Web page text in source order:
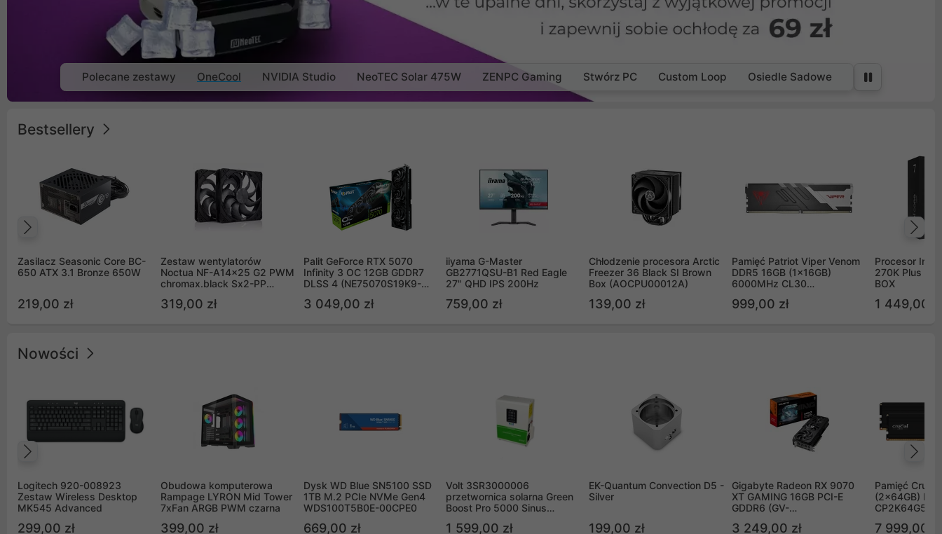
Polecane zestawy OneCool NVIDIA Studio NeoTEC Solar 475W ZENPC Gaming Stwórz PC Custom Loop Osiedle Sadowe
Bestsellery
Zasilacz Seasonic Core BC-
650 ATX 3.1 Bronze 650W
219,00 zł
Zestaw wentylatorów
Noctua NF-A14x25 G2 PWM
chromax.black Sx2-PP
(2szt)
319,00 zł
Palit GeForce RTX 5070
Infinity 3 OC 12GB GDDR7
DLSS 4 (NE75070S19K9-
3 049,00 zł
iiyama G-Master
GB2771QSU-B1 Red Eagle
27" QHD IPS 200Hz
759,00 zł
Chłodzenie procesora Arctic
Freezer 36 Black SI Brown
Box (AOCPU00012A)
139,00 zł
Pamięć Patriot Viper Venom
DDR5 16GB (1x16GB)
6000MHz CL30
999,00 zł
Procesor Intel
270K Plus
BOX
1 449,00 zł
Nowości
Logitech 920-008923
Zestaw Wireless Desktop
MK545 Advanced
299,00 zł
Obudowa komputerowa
Rampage LYRON Mid Tower
7xFan ARGB PWM czarna
399,00 zł
Dysk WD Blue SN5100 SSD
1TB M.2 PCIe NVMe Gen4
WDS100T5B0E-00CPE0
669,00 zł
Volt 3SR3000006
przetwornica solarna Green
Boost Pro 5000 Sinus
1 599,00 zł
EK-Quantum Convection D5 -
Silver
199,00 zł
Gigabyte Radeon RX 9070
XT GAMING 16GB PCI-E
GDDR6 (GV-
3 249,00 zł
Pamięć
(2x64GB)
7 999,00 zł